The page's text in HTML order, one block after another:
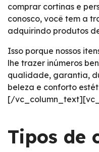
comprar cortinas e
conosco, você tem a
adquirindo produtos
Isso porque nossos
lhe trazer inúmeros
qualidade, garantia,
beleza e conforto
[/
Tipos de